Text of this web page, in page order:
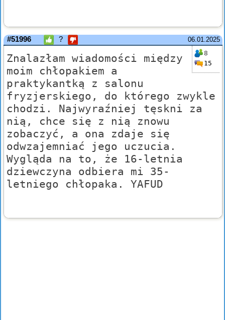
06.01.2025
#51996 ?
8
15
Znalazłam wiadomości między
moim chłopakiem a
praktykantką z salonu
fryzjerskiego, do którego zwykle
chodzi. Najwyraźniej tęskni za
nią, chce się z nią znowu
zobaczyć, a ona zdaje się
odwzajemniać jego uczucia.
Wygląda na to, że 16-letnia
dziewczyna odbiera mi 35-
letniego chłopaka. YAFUD